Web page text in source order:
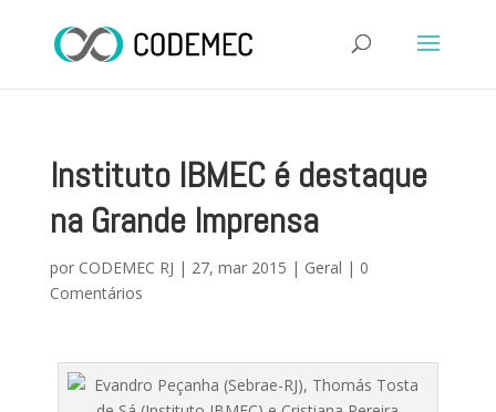
Instituto IBMEC é destaque
na Grande Imprensa
por CODEMEC RJ | 27, mar 2015 | Geral | 0
Comentários